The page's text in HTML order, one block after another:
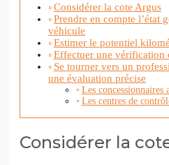
Considérer la cote Argus
Prendre en compte l’état
véhicule
Estimer le potentiel
Effectuer une vérification
Se tourner vers un
une évaluation précise
Les concessionnaires
Les centres de
Considérer la